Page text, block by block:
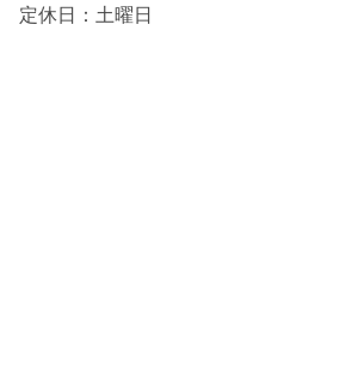
定休日：土曜日